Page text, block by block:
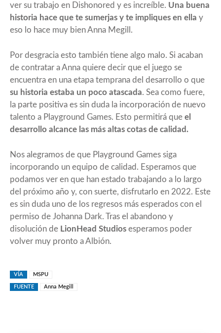
ver su trabajo en Dishonored y es increíble. Una buena
historia hace que te sumerjas y te impliques en ella y
eso lo hace muy bien Anna Megill.
Por desgracia esto también tiene algo malo. Si acaban
de contratar a Anna quiere decir que el juego se
encuentra en una etapa temprana del desarrollo o que
su historia estaba un poco atascada. Sea como fuere,
la parte positiva es sin duda la incorporación de nuevo
talento a Playground Games. Esto permitirá que el
desarrollo alcance las más altas cotas de calidad.
Nos alegramos de que Playground Games siga
incorporando un equipo de calidad. Esperamos que
podamos ver en que han estado trabajando a lo largo
del próximo año y, con suerte, disfrutarlo en 2022. Este
es sin duda uno de los regresos más esperados con el
permiso de Johanna Dark. Tras el abandono y
disolución de LionHead Studios esperamos poder
volver muy pronto a Albión.
VÍA MSPU
FUENTE Anna Megill